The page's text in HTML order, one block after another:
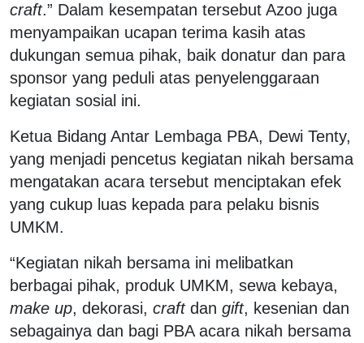
craft.” Dalam kesempatan tersebut Azoo juga
menyampaikan ucapan terima kasih atas
dukungan semua pihak, baik donatur dan para
sponsor yang peduli atas penyelenggaraan
kegiatan sosial ini.
Ketua Bidang Antar Lembaga PBA, Dewi Tenty,
yang menjadi pencetus kegiatan nikah bersama
mengatakan acara tersebut menciptakan efek
yang cukup luas kepada para pelaku bisnis
UMKM.
“Kegiatan nikah bersama ini melibatkan
berbagai pihak, produk UMKM, sewa kebaya,
make up, dekorasi, craftdan gift, kesenian dan
sebagainya dan bagi PBA acara nikah bersama